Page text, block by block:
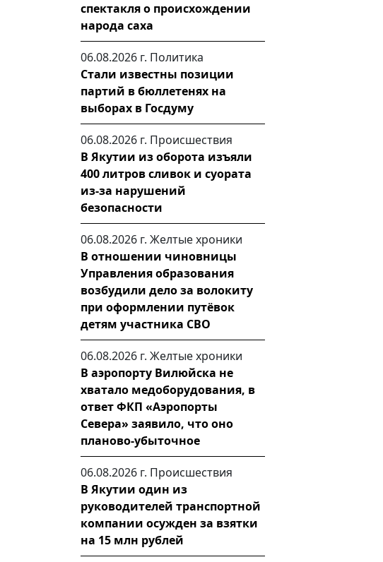
спектакля о происхождении
народа саха
06.08.2026 г. Политика
Стали известны позиции
партий в бюллетенях на
выборах в Госдуму
06.08.2026 г. Происшествия
В Якутии из оборота изъяли
400 литров сливок и суората
из-за нарушений
безопасности
06.08.2026 г. Желтые хроники
В отношении чиновницы
Управления образования
возбудили дело за волокиту
при оформлении путёвок
детям участника СВО
06.08.2026 г. Желтые хроники
В аэропорту Вилюйска не
хватало медоборудования, в
ответ ФКП «Аэропорты
Севера» заявило, что оно
планово-убыточное
06.08.2026 г. Происшествия
В Якутии один из
руководителей транспортной
компании осужден за взятки
на 15 млн рублей